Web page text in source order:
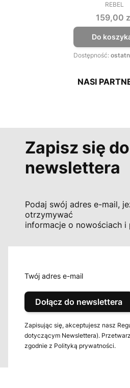
REBEL
Cena
159,00
Do
Dostępność:
NASI
Zapisz się do
newslettera
Podaj swój adres e-mail,
otrzymywać
informacje o nowościach i
Twój adres e-mail
Dołącz do newslettera
Zapisując się, akceptujesz nasz
dotyczącym Newslettera).
zgodnie z Polityką prywatności.